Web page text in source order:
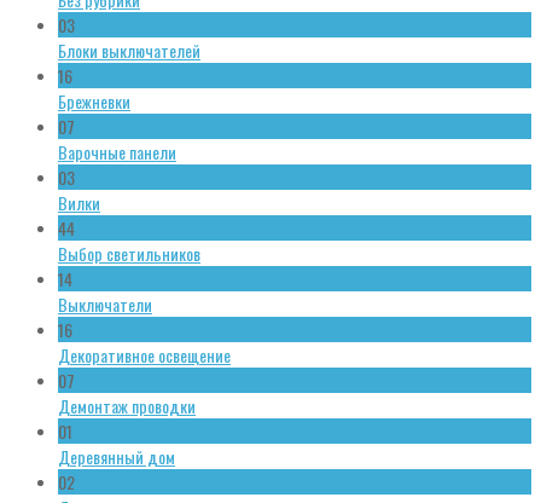
03
Блоки выключателей
16
Брежневки
07
Варочные панели
03
Вилки
44
Выбор светильников
14
Выключатели
16
Декоративное освещение
07
Демонтаж проводки
01
Деревянный дом
02